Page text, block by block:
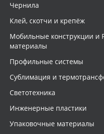
Чернила
Клей, скотчи и крепёж
Мобильные конструкции и
материалы
Профильные системы
Сублимация и
Светотехника
Инженерные пластики
Упаковочные материалы